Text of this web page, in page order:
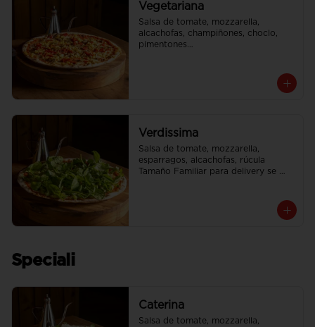
Vegetariana
Salsa de tomate, mozzarella,
alcachofas, champiñones, choclo,
pimentones
Verdissima
Salsa de tomate, mozzarella,
esparragos, alcachofas, rúcula
Tamaño Familiar para delivery se
Speciali
Caterina
Salsa de tomate, mozzarella,